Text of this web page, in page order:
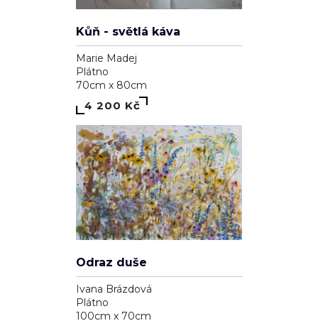
Kůň - světlá káva
Marie Madej
Plátno
70cm x 80cm
4 200 Kč
Odraz duše
Ivana Brázdová
Plátno
100cm x 70cm